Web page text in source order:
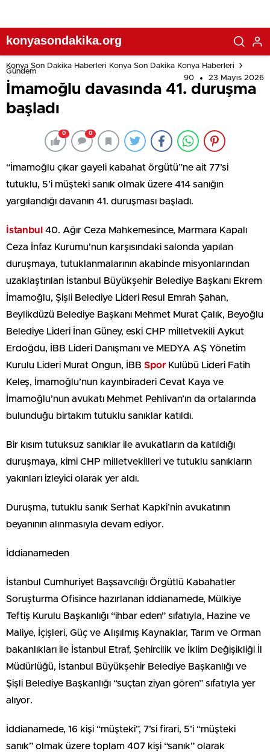
konyasondakika.org
Konya Son Dakika Haberleri Konya Son Dakika Konya Haberleri
Gündem
90
23 Mayıs 2026
İmamoğlu davasında 41. duruşma
başladı
0 0
“İmamoğlu çıkar gayeli kabahat örgütü”ne ait 77’si
tutuklu, 5’i müşteki sanık olmak üzere 414 sanığın
yargılandığı davanın 41. duruşması başladı.
İstanbul 40. Ağır Ceza Mahkemesince, Marmara Kapalı
Ceza İnfaz Kurumu’nun karşısındaki salonda yapılan
duruşmaya, tutuklanmalarının akabinde misyonlarından
uzaklaştırılan İstanbul Büyükşehir Belediye Başkanı Ekrem
İmamoğlu, Şişli Belediye Lideri Resul Emrah Şahan,
Beylikdüzü Belediye Başkanı Mehmet Murat Çalık, Beyoğlu
Belediye Lideri İnan Güney, eski CHP milletvekili Aykut
Erdoğdu, İBB Lideri Danışmanı ve MEDYA AŞ Yönetim
Kurulu Lideri Murat Ongun, İBB Spor Kulübü Lideri Fatih
Keleş, İmamoğlu’nun kayınbiraderi Cevat Kaya ve
İmamoğlu’nun avukatı Mehmet Pehlivan’ın da ortalarında
bulunduğu birtakım tutuklu sanıklar katıldı.
Bir kısım tutuksuz sanıklar ile avukatların da katıldığı
duruşmaya, kimi CHP milletvekilleri ve tutuklu sanıkların
yakınları izleyici olarak yer aldı.
Duruşma, tutuklu sanık Serhat Kapki’nin avukatının
beyanının alınmasıyla devam ediyor.
İddianameden
İstanbul Cumhuriyet Başsavcılığı Örgütlü Kabahatler
Soruşturma Ofisince hazırlanan iddianamede, Mülkiye
Teftiş Kurulu Başkanlığı “ihbar eden” sıfatıyla, Hazine ve
Maliye, İçişleri, Güç ve Alışılmış Kaynaklar, Tarım ve Orman
bakanlıkları ile İstanbul Etraf, Şehircilik ve İklim Değişikliği İl
Müdürlüğü, İstanbul Büyükşehir Belediye Başkanlığı ve
Şişli Belediye Başkanlığı “suçtan ziyan gören” sıfatıyla yer
alıyor.
İddianamede, 16 kişi “müşteki”, 7’si firari, 5’i “müşteki
sanık” olmak üzere toplam 407 kişi “sanık” olarak